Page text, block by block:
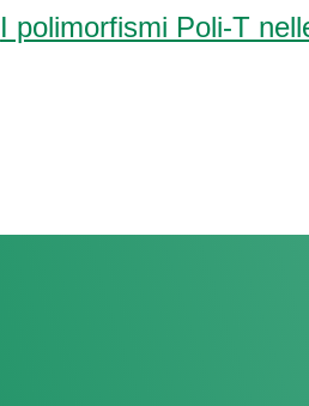
I polimorfismi Poli-T